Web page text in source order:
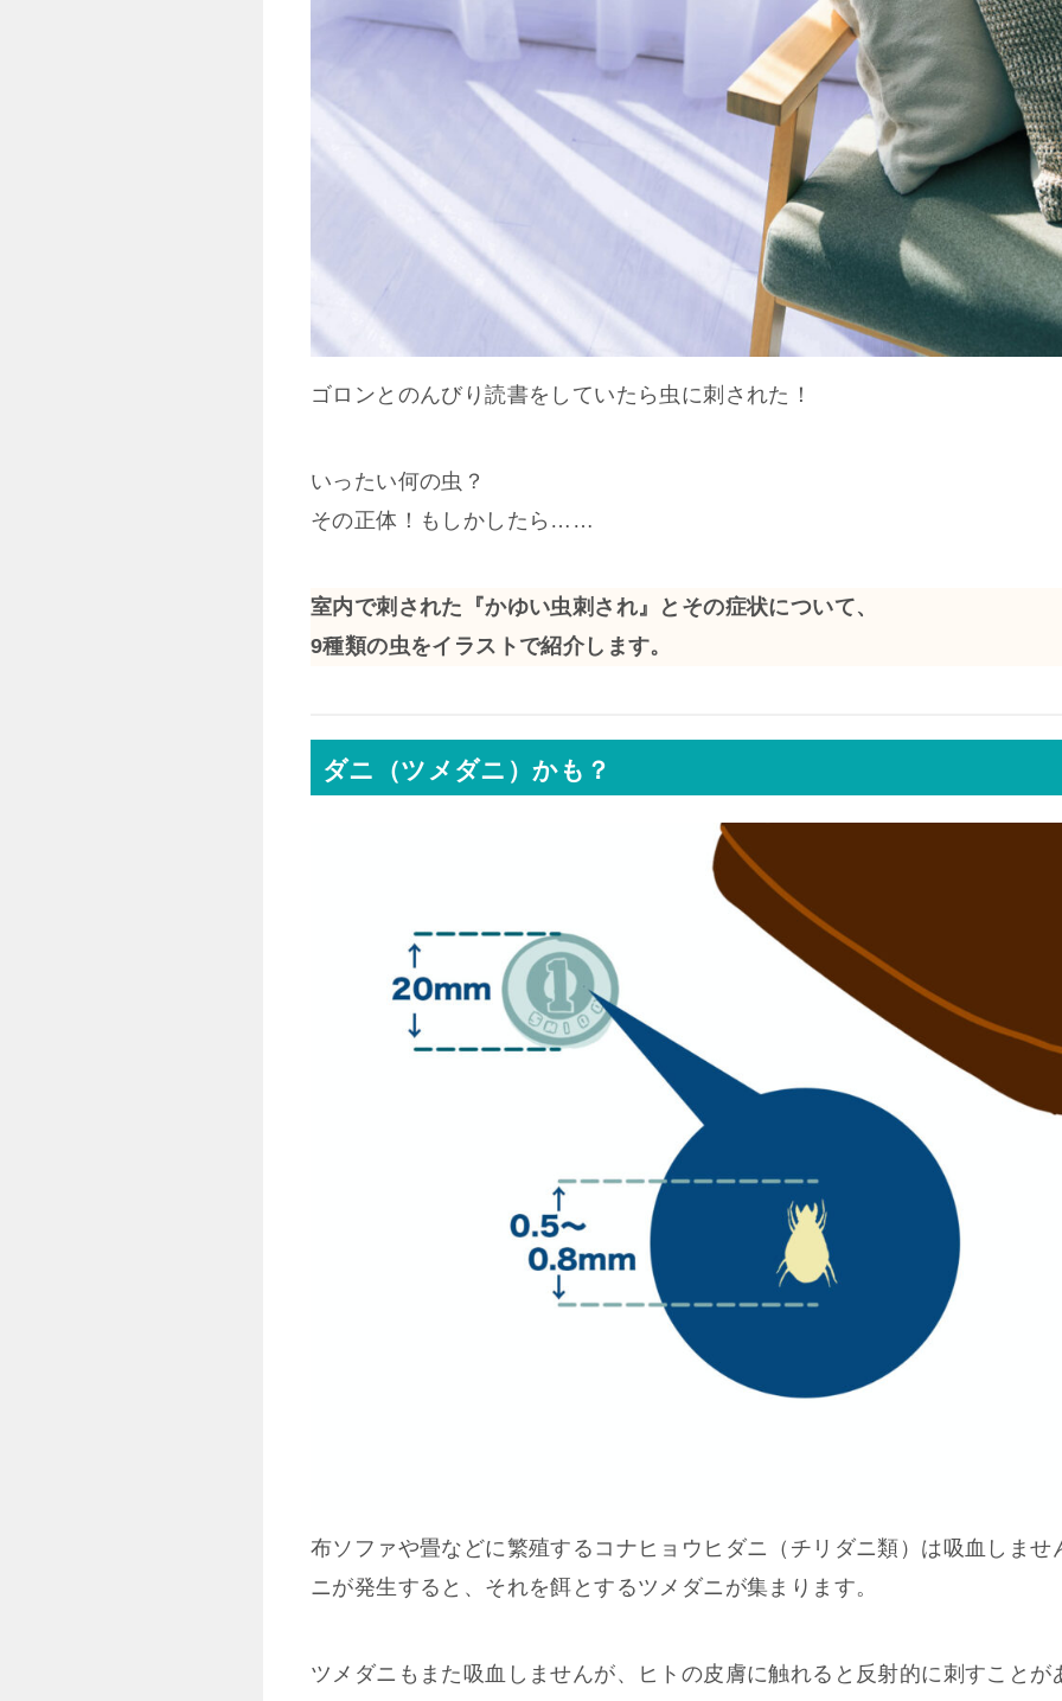
ゴロンとのんびり読書をしていたら虫に刺された！
いったい何の虫？
その正体！もしかしたら……
室内で刺された『かゆい虫刺され』とその症状について、
9種類の虫をイラストで紹介します。
ダニ（ツメダニ）かも？
布ソファや畳などに繁殖するコナヒョウヒダニ（チリダニ類）は吸血しませ
ニが発生すると、それを餌とするツメダニが集まります。
ツメダニもまた吸血しませんが、ヒトの皮膚に触れると反射的に刺すことが